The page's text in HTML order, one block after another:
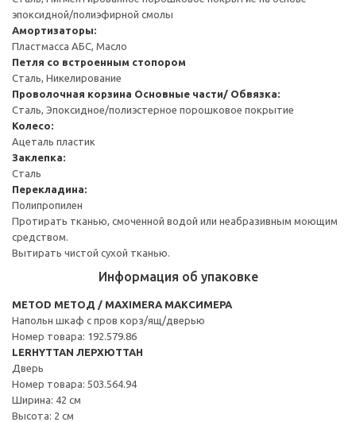
эпоксидной/полиэфирной смолы
Амортизаторы:
Пластмасса АБС, Масло
Петля со встроенным стопором
Сталь, Никелирование
Проволочная корзина Основные части/ Обвязка:
Сталь, Эпоксидное/полиэстерное порошковое покрытие
Колесо:
Ацеталь пластик
Заклепка:
Сталь
Перекладина:
Полипропилен
Протирать тканью, смоченной водой или неабразивным моющим
средством.
Вытирать чистой сухой тканью.
Информация об упаковке
METOD МЕТОД / MAXIMERA МАКСИМЕРА
Напольн шкаф с пров корз/ящ/дверью
Номер товара: 192.579.86
LERHYTTAN ЛЕРХЮТТАН
Дверь
Номер товара: 503.564.94
Ширина: 42 см
Высота: 2 см